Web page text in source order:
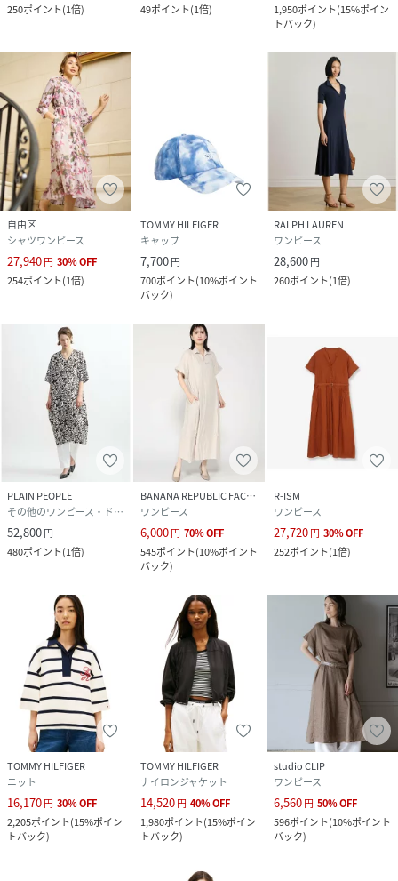
250ポイント(1倍)
49ポイント(1倍)
1,950ポイント(15%ポイン
トバック)
自由区
シャツワンピース
27,940円 30%OFF
254ポイント(1倍)
TOMMY HILFIGER
キャップ
7,700円
700ポイント(10%ポイント
バック)
RALPH LAUREN
ワンピース
28,600円
260ポイント(1倍)
PLAIN PEOPLE
その他のワンピース・ドレス
52,800円
480ポイント(1倍)
BANANA REPUBLIC FACTORY STORE
ワンピース
6,000円 70%OFF
545ポイント(10%ポイント
バック)
R-ISM
ワンピース
27,720円 30%OFF
252ポイント(1倍)
TOMMY HILFIGER
ニット
16,170円 30%OFF
2,205ポイント(15%ポイン
トバック)
TOMMY HILFIGER
ナイロンジャケット
14,520円 40%OFF
1,980ポイント(15%ポイン
トバック)
studio CLIP
ワンピース
6,560円 50%OFF
596ポイント(10%ポイント
バック)